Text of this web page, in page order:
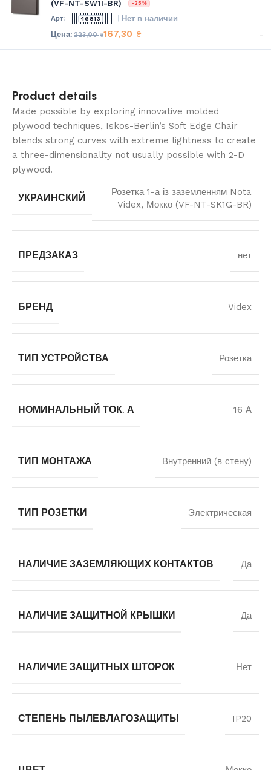
(VF-NT-SW1I-BR)
-25%
46813 Нет в наличии
223,00₴167,30 ₴ -
Product details
Made possible by exploring innovative molded
plywood techniques, Iskos-Berlin’s Soft Edge Chair
blends strong curves with extreme lightness to create
a three-dimensionality not usually possible with 2-D
plywood.
УКРАИНСКИЙ
Розетка 1-а із заземленням Nota
Videx, Мокко (VF-NT-SK1G-BR)
ПРЕДЗАКАЗ нет
БРЕНД Videx
ТИП УСТРОЙСТВА Розетка
НОМИНАЛЬНЫЙ ТОК, А 16 А
ТИП МОНТАЖА Внутренний (в стену)
ТИП РОЗЕТКИ Электрическая
НАЛИЧИЕ ЗАЗЕМЛЯЮЩИХ КОНТАКТОВ Да
НАЛИЧИЕ ЗАЩИТНОЙ КРЫШКИ Да
НАЛИЧИЕ ЗАЩИТНЫХ ШТОРОК Нет
СТЕПЕНЬ ПЫЛЕВЛАГОЗАЩИТЫ IP20